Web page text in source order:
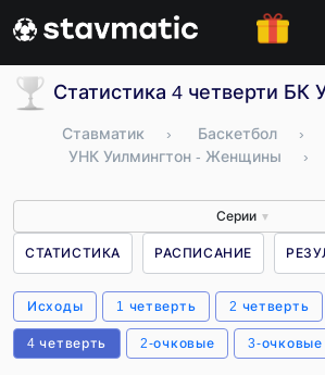
Статистика 4 четверти
Ставматик › Баскетбол ›
УНК Уилмингтон - Женщины
›
Серии ▼
СТАТИСТИКА РАСПИСАНИЕ
Исходы 1 четверть 2 четверть
4 четверть 2-очковые 3-очковые